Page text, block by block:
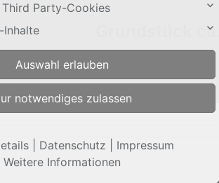
Grundstück
671 m²
Party-Cookies
Datenschutz
Impressum
Weitere Informationen